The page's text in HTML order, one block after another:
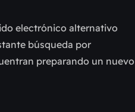
electrónico alternativo
búsqueda por
preparando un nuevo